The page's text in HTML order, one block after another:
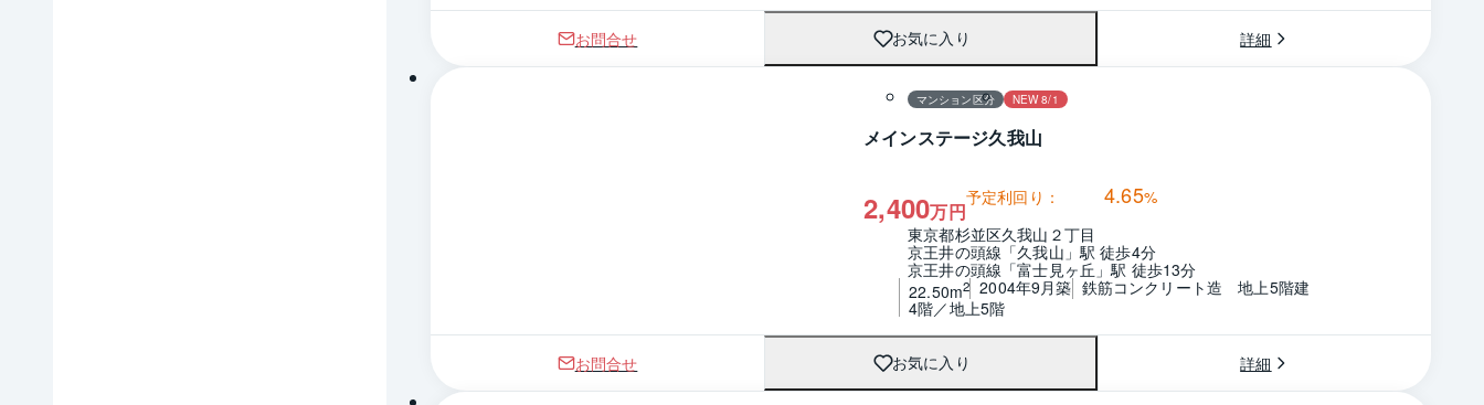
お問合せ お気に入り 詳細
マンション区分 NEW 8/1
メインステージ久我山
2,400万円
予定利回り： 4.65%
東京都杉並区久我山２丁目
京王井の頭線「久我山」駅 徒歩4分
京王井の頭線「富士見ヶ丘」駅 徒歩13分
22.50m2 2004年9月築 鉄筋コンクリート造　地上5階建
4階／地上5階
お問合せ お気に入り 詳細